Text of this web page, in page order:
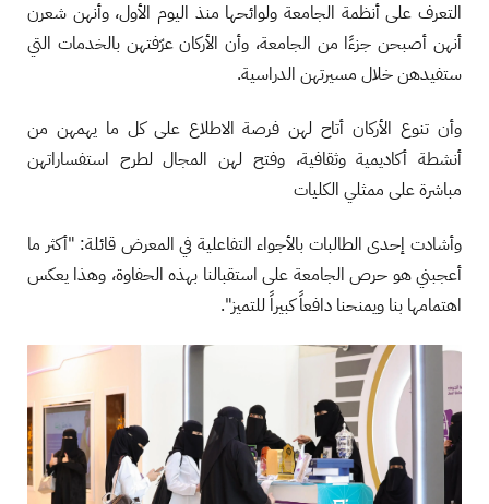
التعرف على أنظمة الجامعة ولوائحها منذ اليوم الأول، وأنهن شعرن
أنهن أصبحن جزءًا من الجامعة، وأن الأركان عرّفتهن بالخدمات التي
ستفيدهن خلال مسيرتهن الدراسية.
وأن تنوع الأركان أتاح لهن فرصة الاطلاع على كل ما يهمهن من
أنشطة أكاديمية وثقافية، وفتح لهن المجال لطرح استفساراتهن
مباشرة على ممثلي الكليات
وأشادت إحدى الطالبات بالأجواء التفاعلية في المعرض قائلة: "أكثر ما
أعجبني هو حرص الجامعة على استقبالنا بهذه الحفاوة، وهذا يعكس
اهتمامها بنا ويمنحنا دافعاً كبيراً للتميز".